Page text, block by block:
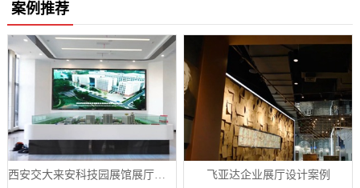
案例推荐
飞亚达企业展厅设计案例